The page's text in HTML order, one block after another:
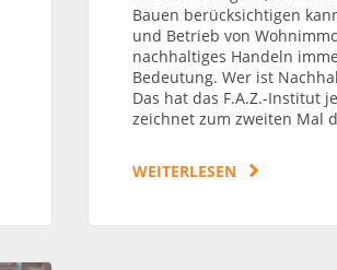
Bauen berücksichtigen
und Betrieb von
nachhaltiges Handeln
Bedeutung. Wer ist
Das hat das F.A.Z.-Institut
zeichnet zum zweiten Mal
WEITERLESEN